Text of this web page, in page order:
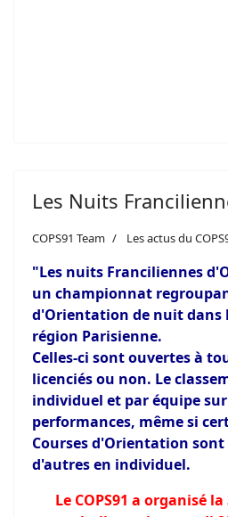
Les Nuits
COPS91 Team Les actus du
"Les nuits Franciliennes
un championnat
d'Orientation de nuit dans
région Parisienne.
Celles-ci sont ouvertes à
licenciés ou non. Le
individuel et par équipe
performances, même si
Courses d'Orientation
d'autres en individuel.
Le COPS91 a organisé